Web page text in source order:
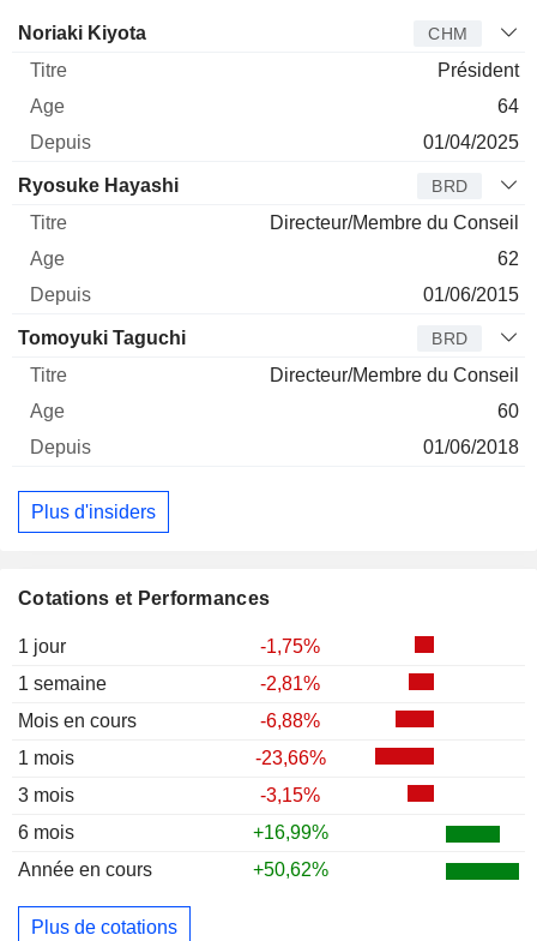
Cotations et Performances
1 jour
-1,75%
1 semaine
-2,81%
Mois en cours
-6,88%
1 mois
-23,66%
3 mois
-3,15%
6 mois
+16,99%
Année en cours
+50,62%
Plus de cotations
Administrateur
Noriaki Kiyota CHM
Président
64
01/04/2025
Ryosuke Hayashi BRD
Directeur/Membre du Conseil
62
01/06/2015
Tomoyuki Taguchi BRD
Directeur/Membre du Conseil
60
01/06/2018
Plus d'insiders